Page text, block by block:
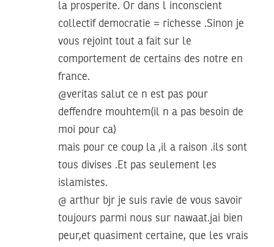
la prosperite. Or dans l inconscient
collectif democratie = richesse .Sinon je
vous rejoint tout a fait sur le
comportement de certains des notre en
france.
@veritas salut ce n est pas pour
deffendre mouhtem(il n a pas besoin de
moi pour ca)
mais pour ce coup la ,il a raison .ils sont
tous divises .Et pas seulement les
islamistes.
@ arthur bjr je suis ravie de vous savoir
toujours parmi nous sur nawaat.jai bien
peur,et quasiment certaine, que les vrais